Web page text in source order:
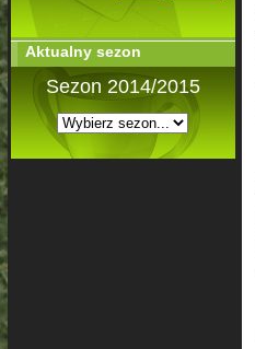
Aktualny sezon
Sezon 2014/2015